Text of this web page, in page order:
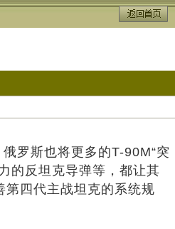
罗斯也将更多的T-90M“突
的反坦克导弹等，都让其
第四代主战坦克的系统规